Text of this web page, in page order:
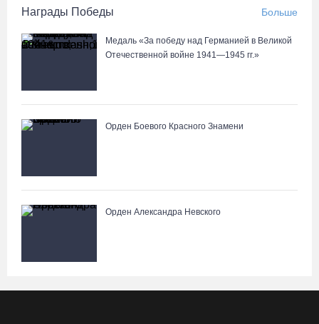
Награды Победы Больше
Медаль «За победу над Германией в Великой
Отечественной войне 1941—1945 гг.»
Орден Боевого Красного Знамени
Орден Александра Невского